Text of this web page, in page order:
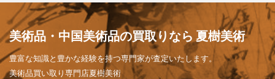
美術品・中国美術品の買取りなら 夏樹美術
豊富な知識と豊かな経験を持つ専門家が査定いたします。
美術品買い取り専門店夏樹美術